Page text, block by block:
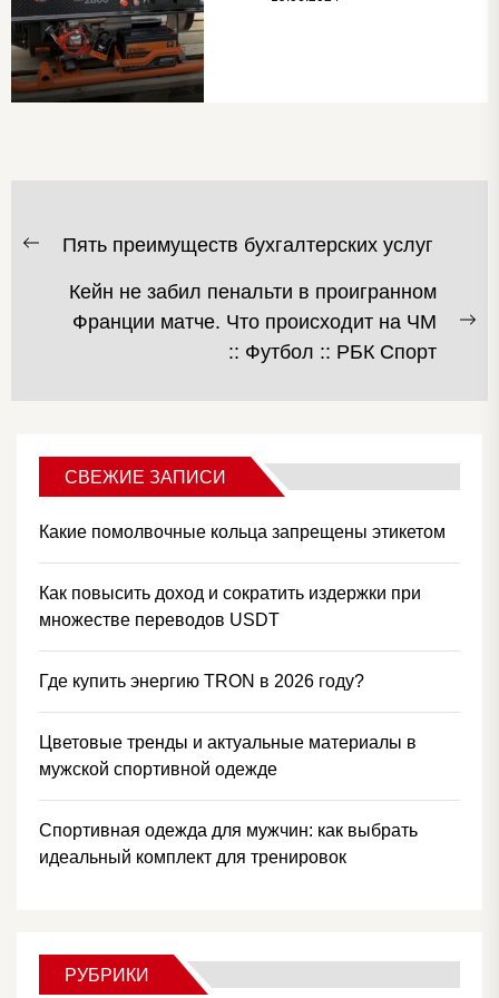
НАВИГАЦИЯ
ЗАПИСЯМ
Предыдущая
запись:
Пять преимуществ бухгалтерских услуг
Кейн не забил пенальти в проигранном
Франции матче. Что происходит на ЧМ
:: Футбол :: РБК Спорт
СВЕЖИЕ ЗАПИСИ
Какие помолвочные кольца запрещены этикетом
Как повысить доход и сократить издержки при
множестве переводов USDT
Где купить энергию TRON в 2026 году?
Цветовые тренды и актуальные материалы в
мужской спортивной одежде
Спортивная одежда для мужчин: как выбрать
идеальный комплект для тренировок
РУБРИКИ